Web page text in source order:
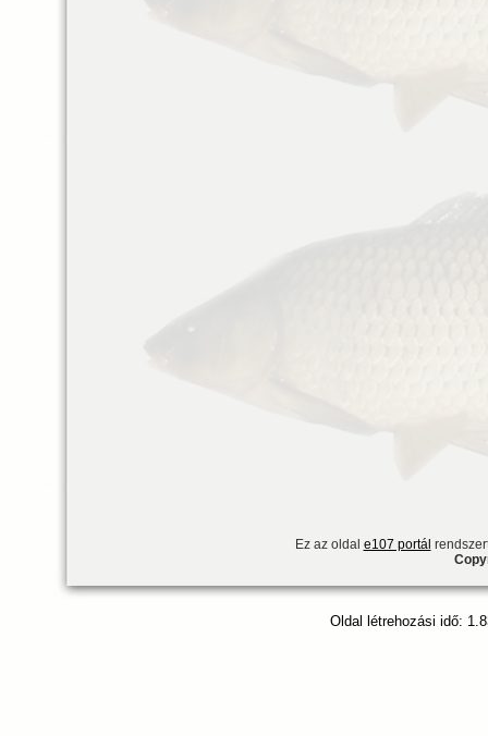
Ez az oldal e107 portál
Oldal létrehozási idő: